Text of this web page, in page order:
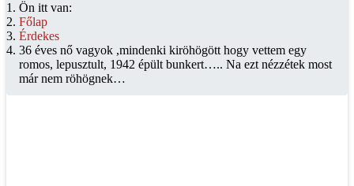
Ön itt van:
Főlap
Érdekes
36 éves nő vagyok ,mindenki kiröhögött hogy vettem egy
romos, lepusztult, 1942 épült bunkert….. Na ezt nézzétek most
már nem röhögnek…